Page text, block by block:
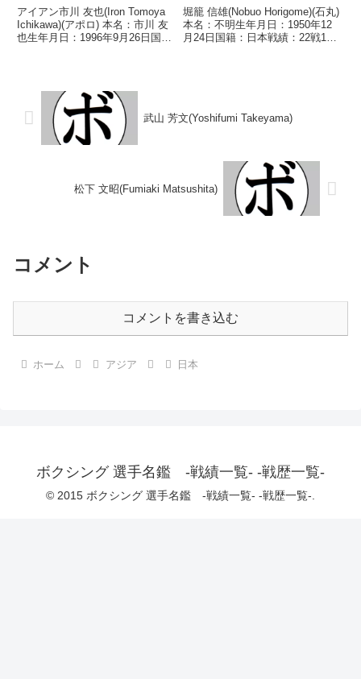
アイアン市川 友也(Iron Tomoya
Ichikawa)(アポロ) 本名：市川 友
也生年月日：1996年9月26日国
晴信(エ...
堀籠 信雄(Nobuo Horigome)(石丸)
本名：不明生年月日：1950年12
月24日国籍：日本戦績：22戦10
武山 芳文(Yoshifumi Takeyama)
松下 文昭(Fumiaki Matsushita)
コメント
コメントを書き込む
ホーム アジア 日本
ボクシング 選手名鑑 -戦績一覧- -戦歴一覧-
© 2015 ボクシング 選手名鑑 -戦績一覧- -戦歴一覧-.